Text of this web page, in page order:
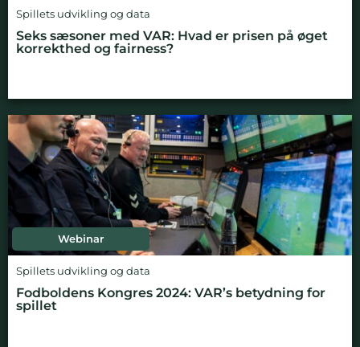
Spillets udvikling og data
Seks sæsoner med VAR: Hvad er prisen på øget
korrekthed og fairness?
Webinar
Spillets udvikling og data
Fodboldens Kongres 2024: VAR’s betydning for
spillet